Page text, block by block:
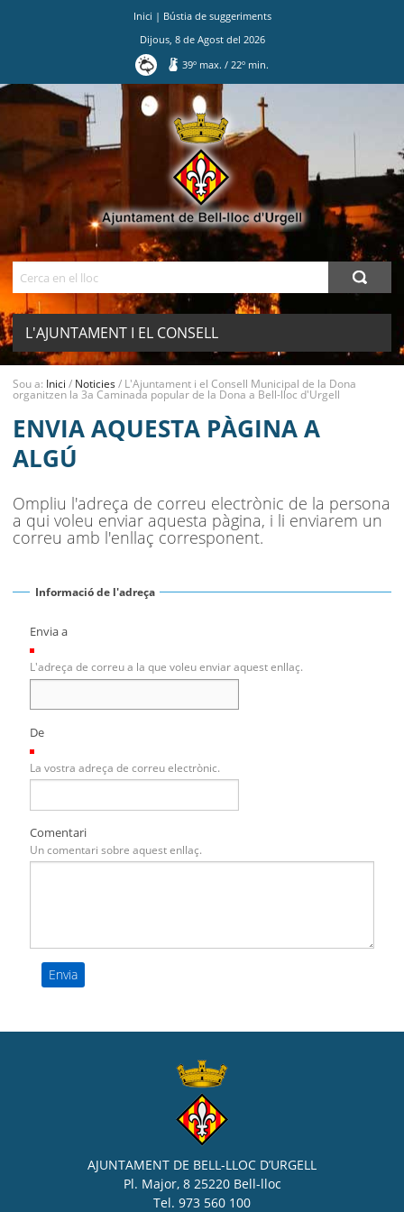
Inici | Bústia de suggeriments
Dijous, 8de Agostdel 2026
39º max./ 22º min.
L'AJUNTAMENT I EL CONSELL
MUNICIPAL DE LA DONA ORGANITZEN
LA 3A CAMINADA POPULAR DE LA
DONA A BELL-LLOC D'URGELL
MENU
MUNICIPI
BELL-LLOC SOLUCIONA
Sou a: Inici / Noticies/ L'Ajuntament i el Consell Municipal de la Dona
organitzen la 3a Caminada popular de la Dona a Bell-lloc d'Urgell
ENVIA AQUESTA PÀGINA A
ALGÚ
Ompliu l'adreça de correu electrònic de la persona
a qui voleu enviar aquesta pàgina, i li enviarem un
correu amb l'enllaç corresponent.
Informació de l'adreça
Envia a
L'adreça de correu a la que voleu enviar aquest enllaç.
De
La vostra adreça de correu electrònic.
Comentari
Un comentari sobre aquest enllaç.
AJUNTAMENT DE BELL-LLOC D’URGELL
Pl. Major, 8 25220 Bell-lloc
Tel. 973 560 100